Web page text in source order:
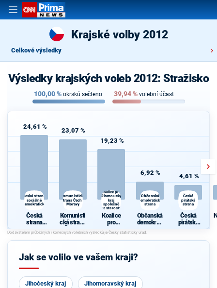
Krajské volby 2012
Celkové výsledky
Výsledky krajských voleb 2012: Stražisko
100,00% okrsků sečteno 39,94% volební účast
24,61 %
Česká strana
sociálně
demokratická
Česká
strana
sociálně
demokrati
cká
23,07 %
Komunistická
strana Čech a
Moravy
Komunisti
cká strana
Čech a
Moravy
19,23 %
Koalice pro
Olomoucký
kraj
společně
se starosty
Koalice
pro
Olomouck
ý kraj
společně
starosty
6,92 %
Občanská
demokratická
strana
Občanská
demokrati
cká strana
4,61 %
Česká
pirátská
strana
Česká
pirátská
strana
Jak se volilo ve vašem kraji?
Jihočeský kraj Jihomoravský kraj